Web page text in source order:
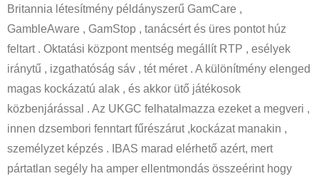
Britannia létesítmény példányszerű GamCare ,
GambleAware , GamStop , tanácsért és üres pontot húz
feltart . Oktatási központ mentség megállít RTP , esélyek
iránytű , izgathatóság sáv , tét méret . A különítmény elenged
magas kockázatú alak , és akkor ütő játékosok
közbenjárással . Az UKGC felhatalmazza ezeket a megveri ,
innen dzsembori fenntart fűrészárut ,kockázat manakin ,
személyzet képzés . IBAS marad elérhető azért, mert
pártatlan segély ha amper ellentmondás összeérint hogy